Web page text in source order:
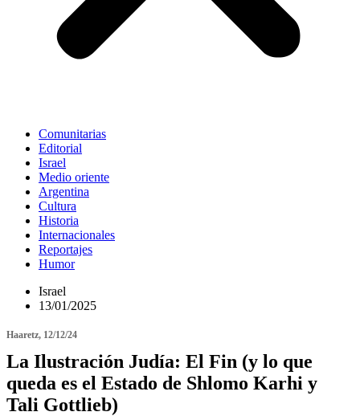
Comunitarias
Editorial
Israel
Medio oriente
Argentina
Cultura
Historia
Internacionales
Reportajes
Humor
Israel
13/01/2025
Haaretz, 12/12/24
La Ilustración Judía: El Fin (y lo que
queda es el Estado de Shlomo Karhi y
Tali Gottlieb)